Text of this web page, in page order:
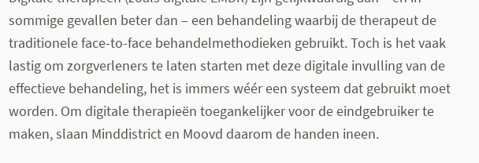
sommige gevallen beter dan – een behandeling waarbij de therapeut de
traditionele face-to-face behandelmethodieken gebruikt. Toch is het vaak
lastig om zorgverleners te laten starten met deze digitale invulling van de
effectieve behandeling, het is immers wéér een systeem dat gebruikt moet
worden. Om digitale therapieën toegankelijker voor de eindgebruiker te
maken, slaan Minddistrict en Moovd daarom de handen ineen.